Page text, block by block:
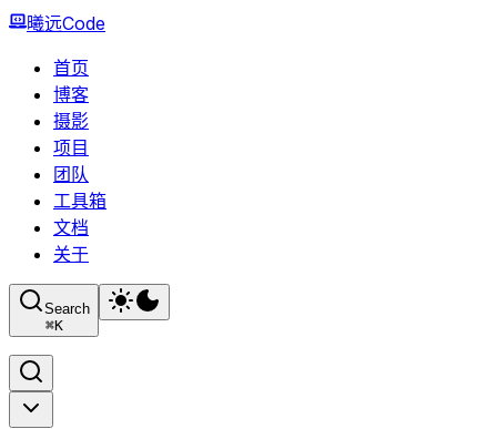
曦远Code
首页
博客
摄影
项目
团队
工具箱
文档
关于
Search
⌘K